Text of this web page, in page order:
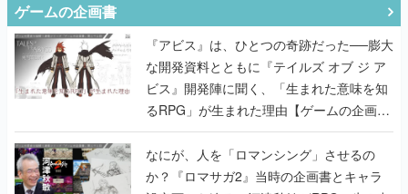
ゲームの企画書
『アビス』は、ひとつの奇跡だった──膨大
な開発資料とともに『テイルズ オブ ジ ア
ビス』開発陣に聞く、「生まれた意味を知
るRPG」が生まれた理由【ゲームの企画
書】
なにが、人を「ロマンシング」させるの
か？『ロマサガ2』当時の企画書とキャラ